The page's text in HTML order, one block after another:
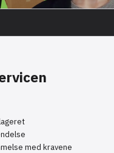
med kravene